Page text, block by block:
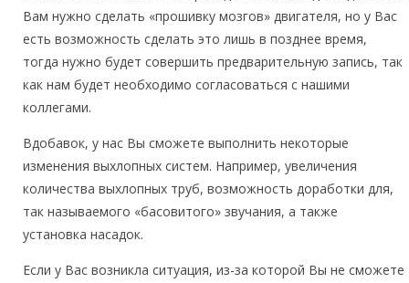
Вам нужно сделать «прошивку мозгов» двигателя, но у Вас
есть возможность сделать это лишь в позднее время,
тогда нужно будет совершить предварительную запись, так
как нам будет необходимо согласоваться с нашими
коллегами.
Вдобавок, у нас Вы сможете выполнить некоторые
изменения выхлопных систем. Например, увеличения
количества выхлопных труб, возможность доработки для,
так называемого «басовитого» звучания, а также
установка насадок.
Если у Вас возникла ситуация, из-за которой Вы не сможете